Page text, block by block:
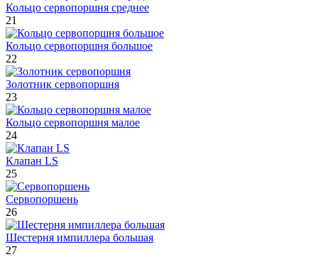
Кольцо сервопоршня среднее
21
Кольцо сервопоршня большое
22
Золотник сервопоршня
23
Кольцо сервопоршня малое
24
Клапан LS
25
Сервопоршень
26
Шестерня импиллера большая
27